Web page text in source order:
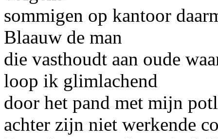
sommigen op kantoor
Blaauw de man
die vasthoudt aan oude
loop ik glimlachend
door het pand met mijn
achter zijn niet werkende